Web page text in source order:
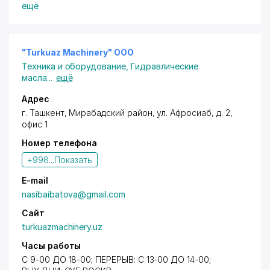
ещё
"Turkuaz Machinery" OOO
Техника и оборудование, Гидравлические
масла... ещё
Адрес
г. Ташкент, Мирабадский район,ул. Афросиаб, д. 2,
офис 1
Номер телефона
+998...Показать
E-mail
nasibaibatova@gmail.com
Сайт
turkuazmachinery.uz
Часы работы
С 9-00 ДО 18-00; ПЕРЕРЫВ: C 13-00 ДО 14-00;